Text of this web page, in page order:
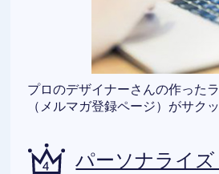
プロのデザイナーさんの作った
（メルマガ登録ページ）がサク
パーソナライズ